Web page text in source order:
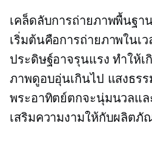
เคล็ดลับการถ่ายภาพพื้นฐา
เริ่มต้นคือการถ่ายภาพในเ
ประดิษฐ์อาจรุนแรง ทำให้เ
ภาพดูอบอุ่นเกินไป แสงธร
พระอาทิตย์ตกจะนุ่มนวลแล
เสริมความงามให้กับผลิต